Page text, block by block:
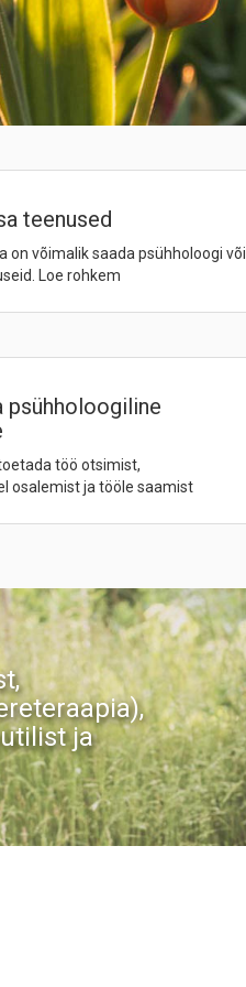
teenused
on võimalik saada psühholoogi või
Loe rohkem
psühholoogiline
töö otsimist,
osalemist ja tööle saamist
ja